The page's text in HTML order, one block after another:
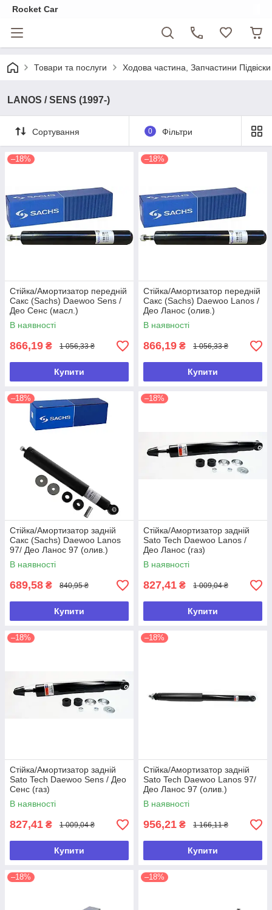
Rocket Car
Товари та послуги Ходова частина, Запчастини
LANOS / SENS (1997-)
Сортування 0 Фільтри
–18%
Стійка/Амортизатор передній
Сакс (Sachs) Daewoo Sens /
Део Сенс (масл.)
В наявності
866,19 ₴ 1 056,33 ₴
Купити
–18%
Стійка/Амортизатор передній
Сакс (Sachs) Daewoo Lanos /
Део Ланос (олив.)
В наявності
866,19 ₴ 1 056,33 ₴
Купити
–18%
Стійка/Амортизатор задній
Сакс (Sachs) Daewoo Lanos
97/ Део Ланос 97 (олив.)
В наявності
689,58 ₴ 840,95 ₴
Купити
–18%
Стійка/Амортизатор задній
Sato Tech Daewoo Lanos /
Део Ланос (газ)
В наявності
827,41 ₴ 1 009,04 ₴
Купити
–18%
Стійка/Амортизатор задній
Sato Tech Daewoo Sens / Део
Сенс (газ)
В наявності
827,41 ₴ 1 009,04 ₴
Купити
–18%
Стійка/Амортизатор задній
Sato Tech Daewoo Lanos 97/
Део Ланос 97 (олив.)
В наявності
956,21 ₴ 1 166,11 ₴
Купити
–18% –18%